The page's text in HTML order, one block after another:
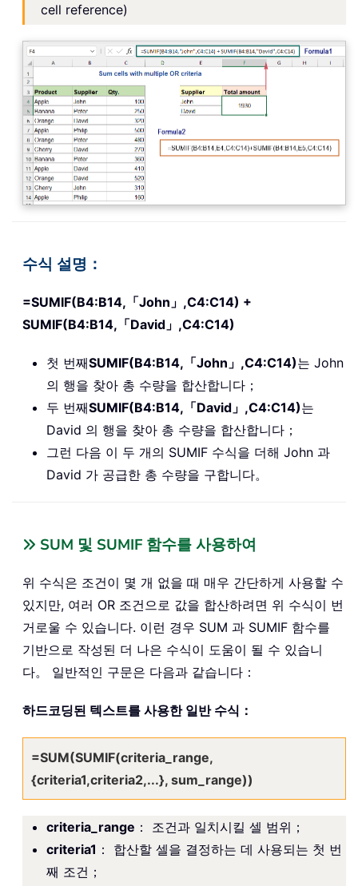
cell reference)
수식 설명：
=SUMIF(B4:B14,「John」,C4:C14) +
SUMIF(B4:B14,「David」,C4:C14)
첫 번째SUMIF(B4:B14,「John」,C4:C14)는 John
의 행을 찾아 총 수량을 합산합니다；
두 번째SUMIF(B4:B14,「David」,C4:C14)는
David 의 행을 찾아 총 수량을 합산합니다；
그런 다음 이 두 개의 SUMIF 수식을 더해 John 과
David 가 공급한 총 수량을 구합니다。
SUM 및 SUMIF 함수를 사용하여
위 수식은 조건이 몇 개 없을 때 매우 간단하게 사용할 수
있지만, 여러 OR 조건으로 값을 합산하려면 위 수식이 번
거로울 수 있습니다. 이런 경우 SUM 과 SUMIF 함수를
기반으로 작성된 더 나은 수식이 도움이 될 수 있습니
다。 일반적인 구문은 다음과 같습니다：
하드코딩된 텍스트를 사용한 일반 수식：
=SUM(SUMIF(criteria_range,
{criteria1,criteria2,...}, sum_range))
criteria_range ： 조건과 일치시킬 셀 범위；
criteria1 ： 합산할 셀을 결정하는 데 사용되는 첫 번
째 조건；